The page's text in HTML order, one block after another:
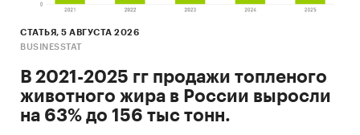
Анализ рынка event-услуг в Москве
Проект будет изначально запущен в Москве и
Целесообразно оценить объем московского
рынка event-индустрии в денежном
выражении.
СТАТЬЯ, 5 АВГУСТА 2026
BUSINESSTAT
В 2021-2025 гг продажи топленого
животного жира в России выросли
на 63% до 156 тыс тонн.